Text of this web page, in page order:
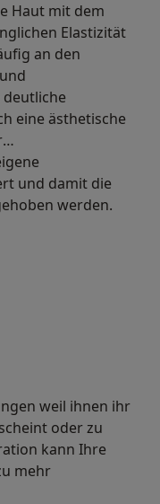
Haut mit dem
Elastizität
an den
eine ästhetische
und damit die
werden.
weil ihnen ihr
oder zu
kann Ihre
mehr